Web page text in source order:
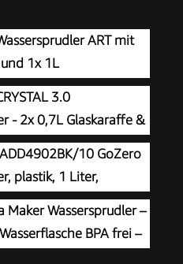
ART mit
1x 1L
Kunststoff-
44 cm
3.0
- 2x 0,7L Glaskaraffe &
10 GoZero
plastik, 1 Liter,
Maker Wassersprudler –
BPA frei –